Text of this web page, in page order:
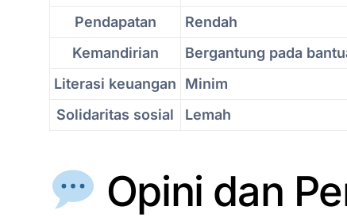
Pendapatan
Rendah
Kemandirian
Bergantung pada
Literasi keuangan
Minim
Solidaritas sosial
Lemah
Opini dan